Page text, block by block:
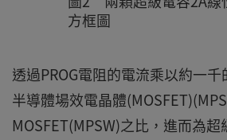
方框圖
透過PROG電阻的電流乘以約一
半導體場效電晶體
MOSFET(MPSW)之比，進而為